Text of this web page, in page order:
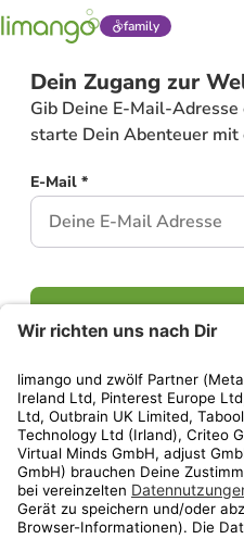
family
Dein Zugang zur
Gib Deine E-Mail-Adresse
starte Dein Abenteuer
E-Mail *
Privatsphäre-Einstellungen